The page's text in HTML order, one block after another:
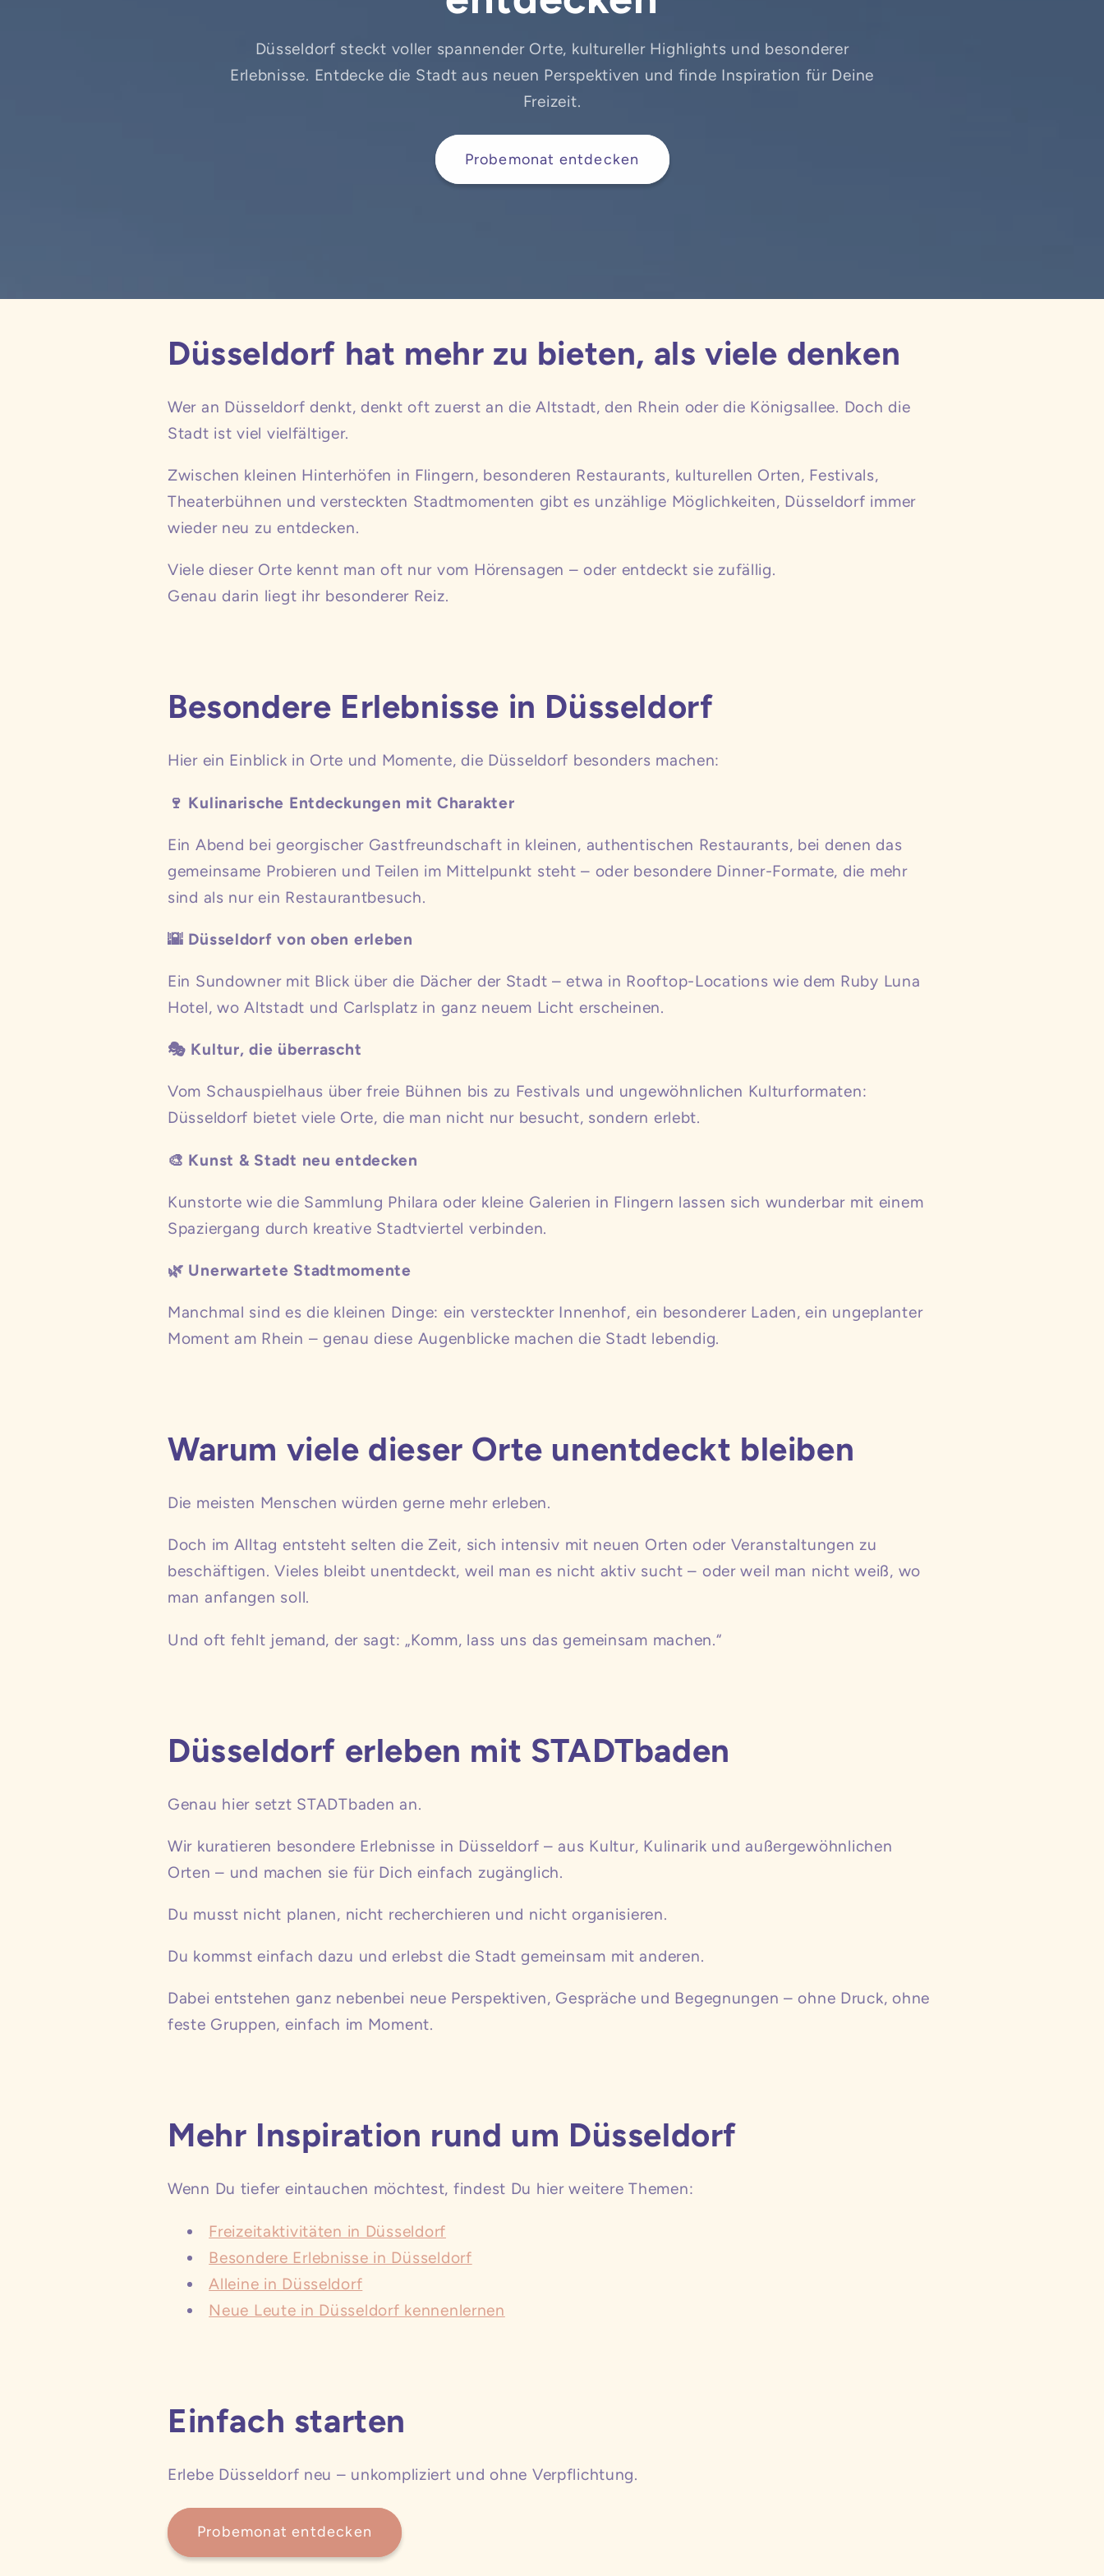
Düsseldorf steckt voller spannender Orte, kultureller Highlights und besonderer
Erlebnisse. Entdecke die Stadt aus neuen Perspektiven und finde Inspiration für Deine
Freizeit.
Probemonat entdecken
Düsseldorf hat mehr zu bieten, als viele denken
Wer an Düsseldorf denkt, denkt oft zuerst an die Altstadt, den Rhein oder die Königsallee. Doch die
Stadt ist viel vielfältiger.
Zwischen kleinen Hinterhöfen in Flingern, besonderen Restaurants, kulturellen Orten, Festivals,
Theaterbühnen und versteckten Stadtmomenten gibt es unzählige Möglichkeiten, Düsseldorf immer
wieder neu zu entdecken.
Viele dieser Orte kennt man oft nur vom Hörensagen – oder entdeckt sie zufällig.
Genau darin liegt ihr besonderer Reiz.
Besondere Erlebnisse in Düsseldorf
Hier ein Einblick in Orte und Momente, die Düsseldorf besonders machen:
🍷 Kulinarische Entdeckungen mit Charakter
Ein Abend bei georgischer Gastfreundschaft in kleinen, authentischen Restaurants, bei denen das
gemeinsame Probieren und Teilen im Mittelpunkt steht – oder besondere Dinner-Formate, die mehr
sind als nur ein Restaurantbesuch.
🌇 Düsseldorf von oben erleben
Ein Sundowner mit Blick über die Dächer der Stadt – etwa in Rooftop-Locations wie dem Ruby Luna
Hotel, wo Altstadt und Carlsplatz in ganz neuem Licht erscheinen.
🎭 Kultur, die überrascht
Vom Schauspielhaus über freie Bühnen bis zu Festivals und ungewöhnlichen Kulturformaten:
Düsseldorf bietet viele Orte, die man nicht nur besucht, sondern erlebt.
🎨 Kunst & Stadt neu entdecken
Kunstorte wie die Sammlung Philara oder kleine Galerien in Flingern lassen sich wunderbar mit einem
Spaziergang durch kreative Stadtviertel verbinden.
🌿 Unerwartete Stadtmomente
Manchmal sind es die kleinen Dinge: ein versteckter Innenhof, ein besonderer Laden, ein ungeplanter
Moment am Rhein – genau diese Augenblicke machen die Stadt lebendig.
Warum viele dieser Orte unentdeckt bleiben
Die meisten Menschen würden gerne mehr erleben.
Doch im Alltag entsteht selten die Zeit, sich intensiv mit neuen Orten oder Veranstaltungen zu
beschäftigen. Vieles bleibt unentdeckt, weil man es nicht aktiv sucht – oder weil man nicht weiß, wo
man anfangen soll.
Und oft fehlt jemand, der sagt: „Komm, lass uns das gemeinsam machen.“
Düsseldorf erleben mit STADTbaden
Genau hier setzt STADTbaden an.
Wir kuratieren besondere Erlebnisse in Düsseldorf – aus Kultur, Kulinarik und außergewöhnlichen
Orten – und machen sie für Dich einfach zugänglich.
Du musst nicht planen, nicht recherchieren und nicht organisieren.
Du kommst einfach dazu und erlebst die Stadt gemeinsam mit anderen.
Dabei entstehen ganz nebenbei neue Perspektiven, Gespräche und Begegnungen – ohne Druck, ohne
feste Gruppen, einfach im Moment.
Mehr Inspiration rund um Düsseldorf
Wenn Du tiefer eintauchen möchtest, findest Du hier weitere Themen:
Freizeitaktivitäten in Düsseldorf
Besondere Erlebnisse in Düsseldorf
Alleine in Düsseldorf
Neue Leute in Düsseldorf kennenlernen
Einfach starten
Erlebe Düsseldorf neu – unkompliziert und ohne Verpflichtung.
Probemonat entdecken